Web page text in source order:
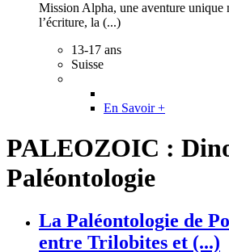
Mission Alpha, une aventure unique
l’écriture, la (...)
13-17 ans
Suisse
En Savoir +
PALEOZOIC :
Paléontologie
La Paléontologie de
entre Trilobites et (...)